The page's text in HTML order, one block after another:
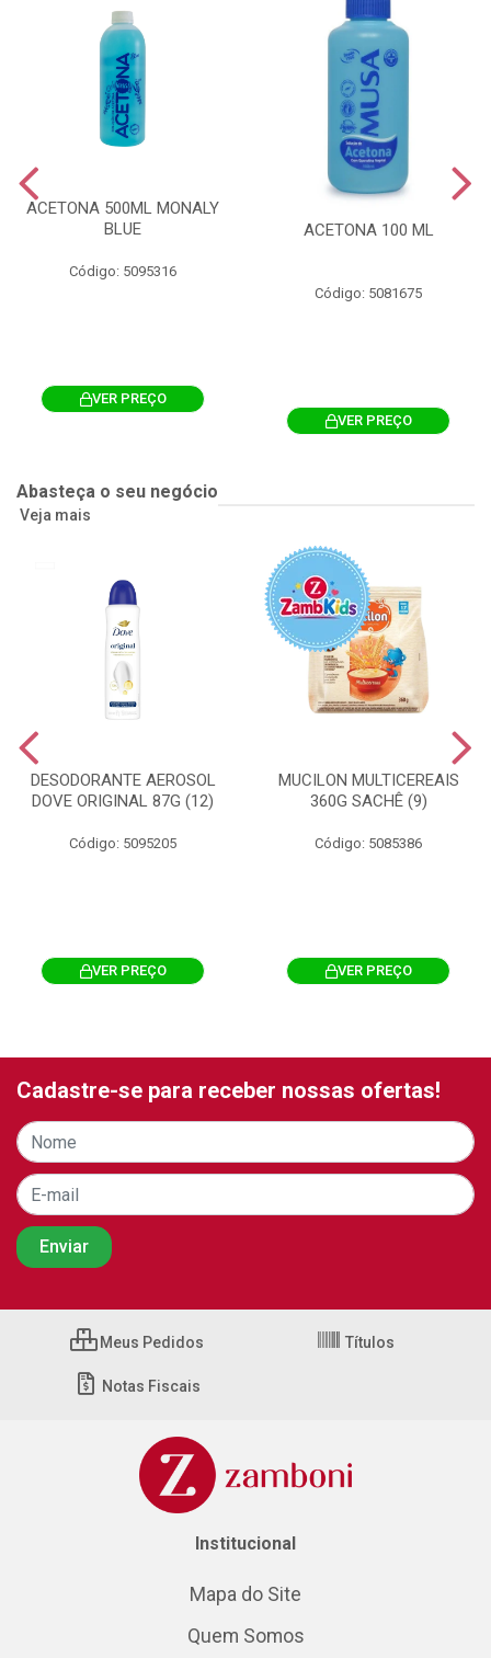
ACETONA 500ML MONALY
BLUE
Código: 5095316
VER PREÇO
ACETONA 100 ML
Código: 5081675
VER PREÇO
Abasteça o seu negócio
Veja mais
DESODORANTE AEROSOL
DOVE ORIGINAL 87G (12)
Código: 5095205
VER PREÇO
MUCILON MULTICEREAIS
360G SACHÊ (9)
Código: 5085386
VER PREÇO
Cadastre-se para receber nossas ofertas!
Meus Pedidos Títulos
Notas Fiscais
Institucional
Mapa do Site
Quem Somos